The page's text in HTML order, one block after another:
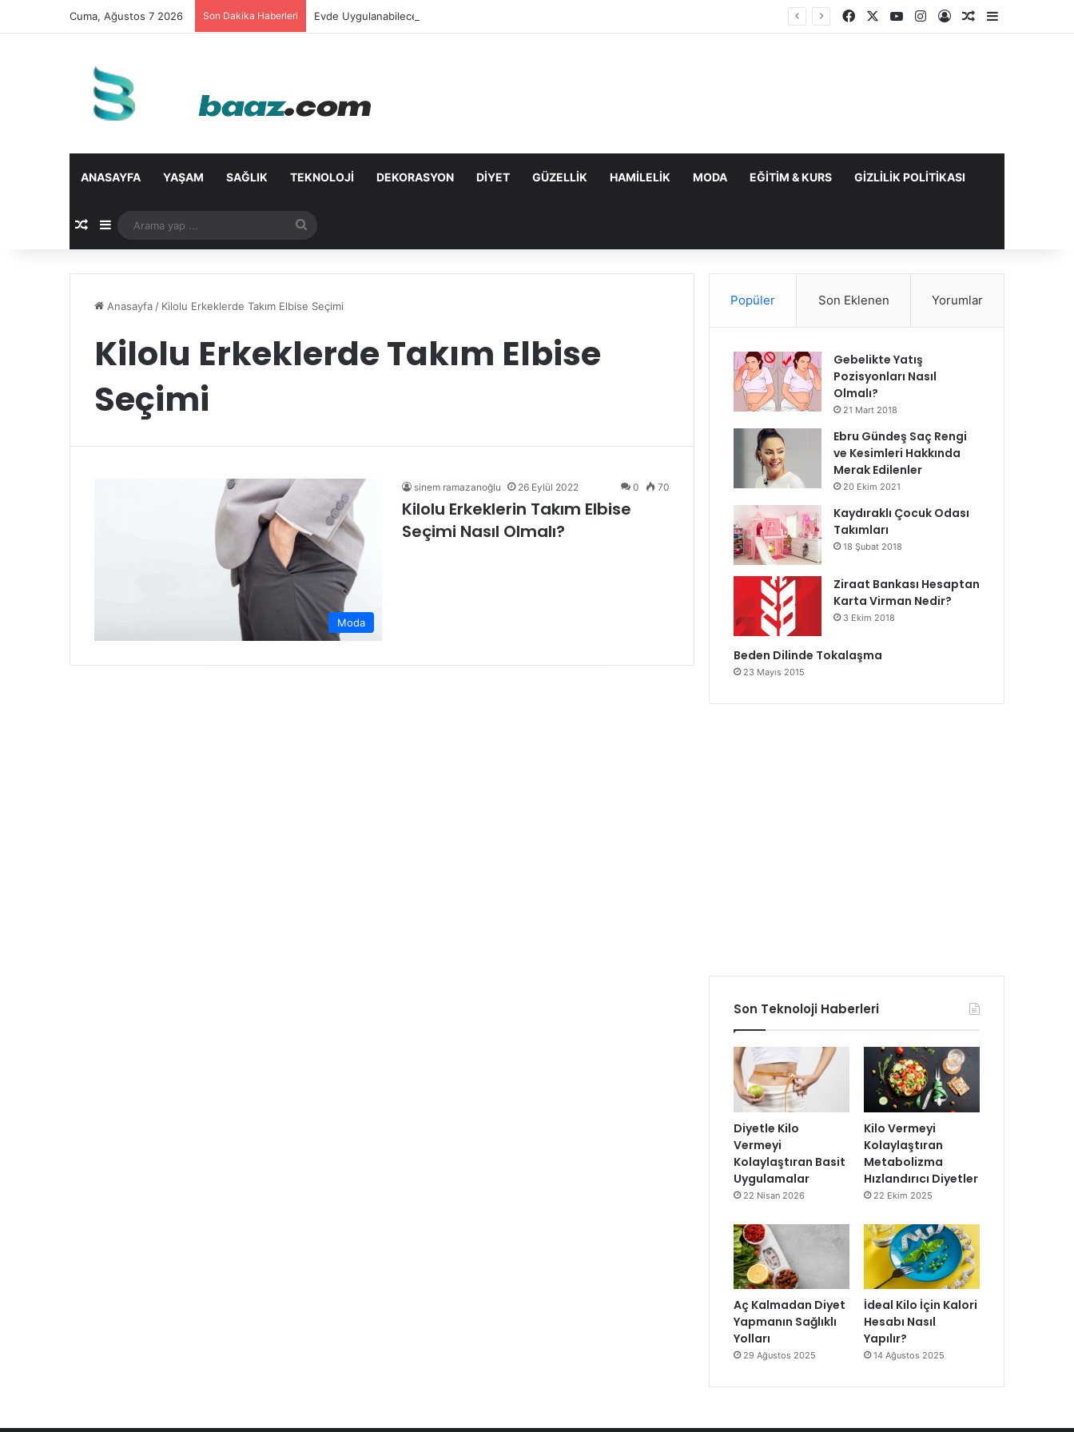
Cuma, Ağustos 7 2026 Son Dakika Haberleri Evde Uygulanabilecek Leke Karşıtı Maskeler FacebookYouTubeInstagram
Kayıt OlRastgele Makale
Kenar
ANASAYFA YAŞAM SAĞLIK TEKNOLOJI DEKORASYON DIYET GÜZELLIK HAMILELIK MODA EĞITIM & KURS GIZLILIK POLITIKASI
Rastgele Makale
Kenar Bölmesi
yap
Anasayfa / Kilolu Erkeklerde Takım Elbise Seçimi
Kilolu Erkeklerde Takım Elbise
Seçimi
Moda
sinem ramazanoğlu 26 Eylül 2022 0 70
Kilolu Erkeklerin Takım Elbise
Seçimi Nasıl Olmalı?
Popüler Son Eklenen Yorumlar
Gebelikte Yatış
Pozisyonları Nasıl
Olmalı?
21 Mart 2018
Ebru Gündeş Saç Rengi
ve Kesimleri Hakkında
Merak Edilenler
20 Ekim 2021
Kaydıraklı Çocuk Odası
Takımları
18 Şubat 2018
Ziraat Bankası Hesaptan
Karta Virman Nedir?
3 Ekim 2018
Beden Dilinde Tokalaşma
23 Mayıs 2015
Son Teknoloji Haberleri
Diyetle Kilo
Vermeyi
Kolaylaştıran Basit
Uygulamalar
22 Nisan 2026
Kilo Vermeyi
Kolaylaştıran
Metabolizma
Hızlandırıcı Diyetler
22 Ekim 2025
Aç Kalmadan Diyet
Yapmanın Sağlıklı
Yolları
29 Ağustos 2025
İdeal Kilo İçin Kalori
Hesabı Nasıl
Yapılır?
14 Ağustos 2025